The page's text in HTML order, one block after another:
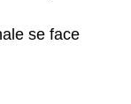
se face